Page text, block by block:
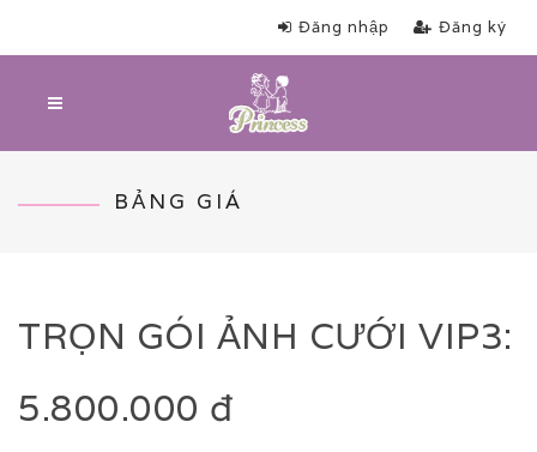
Đăng nhập Đăng ký
BẢNG GIÁ
TRỌN GÓI ẢNH CƯỚI VIP3:
5.800.000 đ